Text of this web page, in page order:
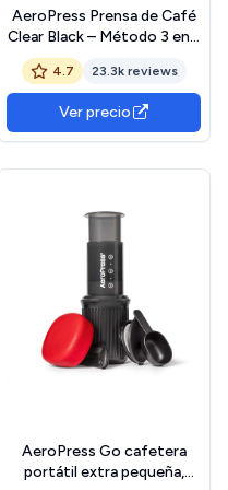
AeroPress Prensa de Café
Clear Black – Método 3 en 1
que combina prensa
francesa, espresso y café
de cuerpo completo sin
posos ni amargor, pequeña
cafetera portátil para
4.7 23.3k reviews
Ver precio
AeroPress Go cafetera
portátil extra pequeña,